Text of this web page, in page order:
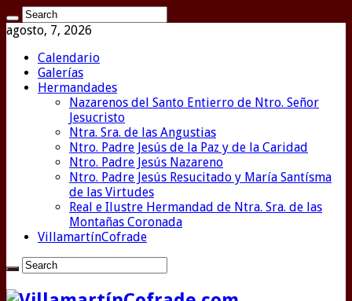
agosto, 7, 2026
Calendario
Galerías
Hermandades
Nazarenos del Santo Entierro de Ntro. Señor
Jesucristo
Ntra. Sra. de las Angustias
Ntro. Padre Jesús de la Paz y de la Caridad
Ntro. Padre Jesús Nazareno
Ntro. Padre Jesús Resucitado y María Santísma
de las Virtudes
Real e Ilustre Hermandad de Ntra. Sra. de las
Montañas Coronada
VillamartínCofrade